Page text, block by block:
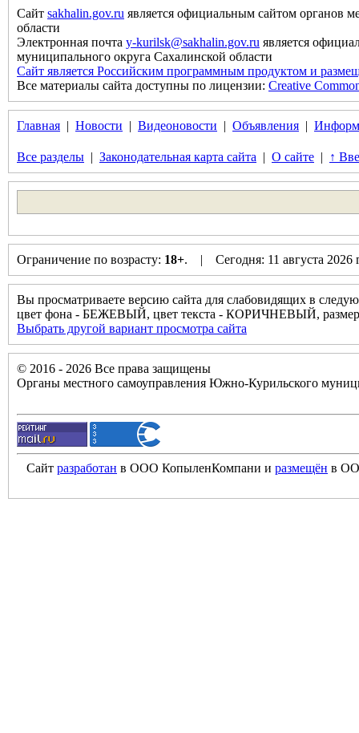
Сайт sakhalin.gov.ru является официальным сайтом органов
области
Электронная почта y-kurilsk@sakhalin.gov.ru является
муниципального округа Сахалинской области
Сайт является Российским программным продуктом и
Все материалы сайта доступны по лицензии: Creative
Главная | Новости | Видеоновости | Объявления |
Все разделы | Законодательная карта сайта | О сайте | ↑
Ограничение по возрасту: 18+. | Сегодня: 11 августа
Вы просматриваете версию сайта для слабовидящих в
цвет фона - БЕЖЕВЫЙ, цвет текста - КОРИЧНЕВЫЙ,
Выбрать другой вариант просмотра сайта
© 2016 - 2026 Все права защищены
Органы местного самоуправления Южно-Курильского
Сайт разработан в ООО КопыленКомпани и размещён в